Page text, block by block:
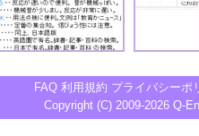
FAQ 利用規約 プライバシーポ
Copyright (C) 2009-2026 Q-